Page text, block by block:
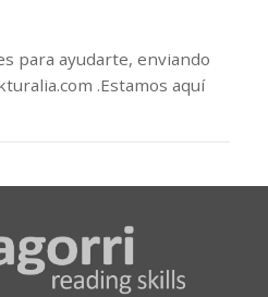
para ayudarte, enviando
.Estamos aquí